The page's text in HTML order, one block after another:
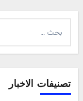
عن:
تصنيفات الاخبار